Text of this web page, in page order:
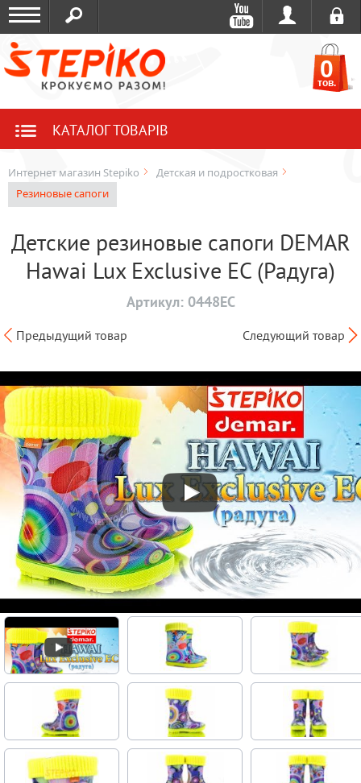
0
тов.
КАТАЛОГ ТОВАРІВ
Интернет магазин Stepiko
Детская и подростковая
Резиновые сапоги
Детские резиновые сапоги DEMAR
Hawai Lux Exclusive EC (Радуга)
Артикул: 0448EC
Предыдущий товар Следующий товар